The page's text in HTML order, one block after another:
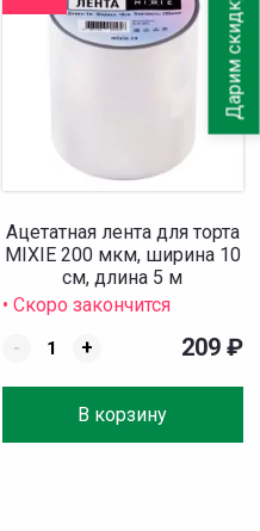
Ацетатная лента для торта
MIXIE 200 мкм, ширина 10
см, длина 5 м
• Скоро закончится
-
+
В корзину
209 ₽
Дарим скидку 10%